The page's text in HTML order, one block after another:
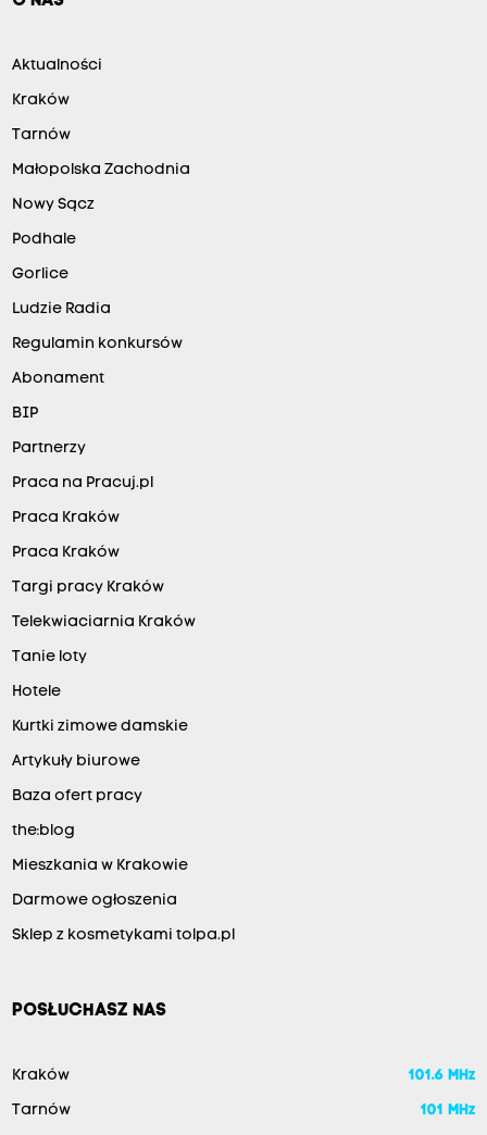
Aktualności
Kraków
Tarnów
Małopolska Zachodnia
Nowy Sącz
Podhale
Gorlice
Ludzie Radia
Regulamin konkursów
Abonament
BIP
Partnerzy
Praca na Pracuj.pl
Praca Kraków
Praca Kraków
Targi pracy Kraków
Telekwiaciarnia Kraków
Tanie loty
Hotele
Kurtki zimowe damskie
Artykuły biurowe
Baza ofert pracy
the:blog
Mieszkania w Krakowie
Darmowe ogłoszenia
Sklep z kosmetykami tolpa.pl
POSŁUCHASZ NAS
Kraków 101.6 MHz
Tarnów 101 MHz